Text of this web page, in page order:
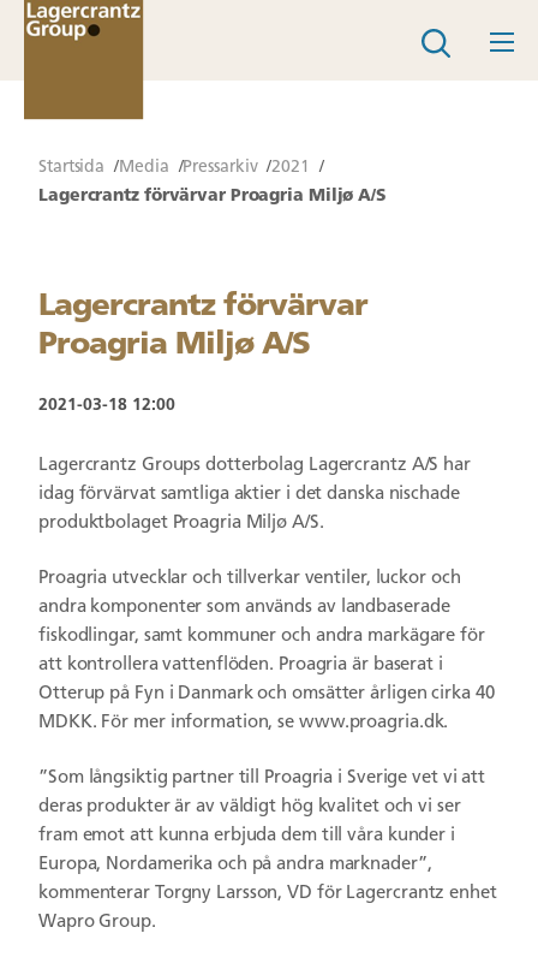
Startsida Media Pressarkiv
2021
Lagercrantz förvärvar Proagria Miljø A/S
Lagercrantz förvärvar
Proagria Miljø A/S
2021-03-18 12:00
Lagercrantz Groups dotterbolag Lagercrantz A/S har
idag förvärvat samtliga aktier i det danska nischade
produktbolaget Proagria Miljø A/S.
Proagria utvecklar och tillverkar ventiler, luckor och
andra komponenter som används av landbaserade
fiskodlingar, samt kommuner och andra markägare för
att kontrollera vattenflöden. Proagria är baserat i
Otterup på Fyn i Danmark och omsätter årligen cirka 40
MDKK. För mer information, se www.proagria.dk.
”Som långsiktig partner till Proagria i Sverige vet vi att
deras produkter är av väldigt hög kvalitet och vi ser
fram emot att kunna erbjuda dem till våra kunder i
Europa, Nordamerika och på andra marknader”,
kommenterar Torgny Larsson, VD för Lagercrantz enhet
Wapro Group.